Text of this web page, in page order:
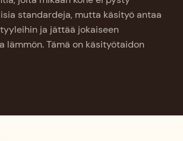
​​standardeja, mutta käsityö antaa
ja jättää jokaiseen
lämmön. Tämä on käsityötaidon